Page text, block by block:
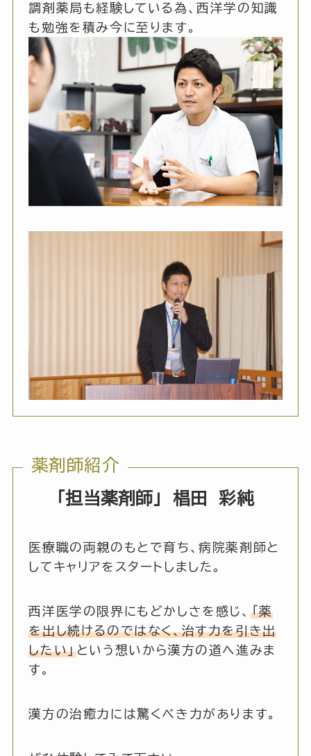
調剤薬局も経験している為、西洋学の知識
も勉強を積み今に至ります。
薬剤師紹介
「担当薬剤師」 椙田 彩純
医療職の両親のもとで育ち、病院薬剤師と
してキャリアをスタートしました。
西洋医学の限界にもどかしさを感じ、 「薬
を出し続けるのではなく、治す力を引き出
したい」という想いから漢方の道へ進みま
す。
漢方の治癒力には驚くべき力があります。